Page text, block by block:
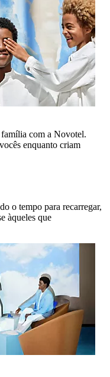
com a Novotel.
enquanto criam
o tempo para recarregar,
àqueles que